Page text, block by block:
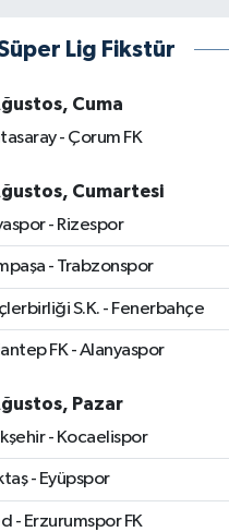
Lig Fikstür
Cuma
- Çorum FK
Cumartesi
- Rizespor
- Trabzonspor
S.K. - Fenerbahçe
FK - Alanyaspor
Pazar
- Kocaelispor
- Eyüpspor
- Erzurumspor FK